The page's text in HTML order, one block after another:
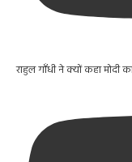
राहुल गाँधी ने क्यों कहा मोदी